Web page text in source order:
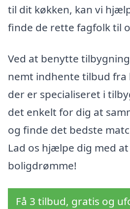
til dit køkken, kan vi
finde de rette fagfolk til
Ved at benytte
nemt indhente tilbud fra
der er specialiseret i
det enkelt for dig at
og finde det bedste
Lad os hjælpe dig med
boligdrømme!
Få 3 tilbud, gratis og